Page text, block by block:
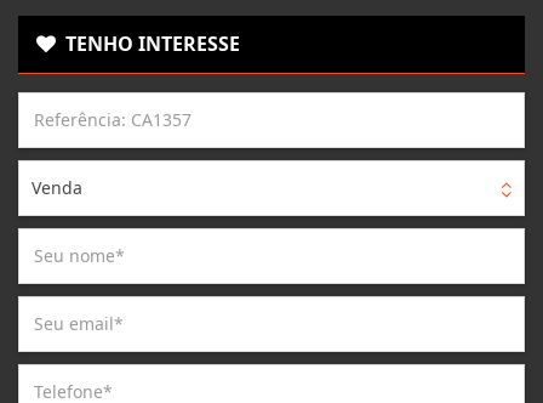
TENHO INTERESSE
Venda